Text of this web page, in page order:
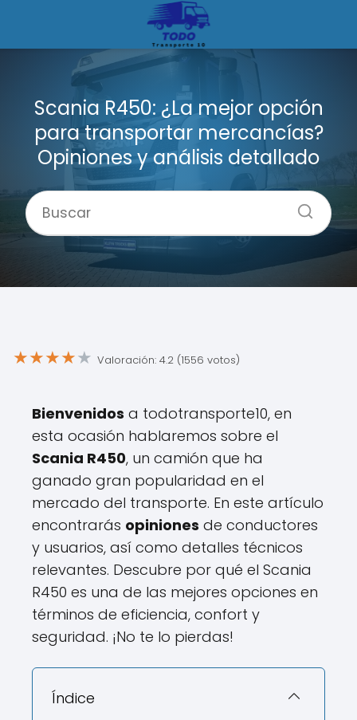
Scania R450: ¿La mejor opción
para transportar mercancías?
Opiniones y análisis detallado
★★★★★ Valoración: 4.2 (1556 votos)
Bienvenidos a todotransporte10, en
esta ocasión hablaremos sobre el
Scania R450, un camión que ha
ganado gran popularidad en el
mercado del transporte. En este artículo
encontrarás opiniones de conductores
y usuarios, así como detalles técnicos
relevantes. Descubre por qué el Scania
R450 es una de las mejores opciones en
términos de eficiencia, confort y
seguridad. ¡No te lo pierdas!
Índice